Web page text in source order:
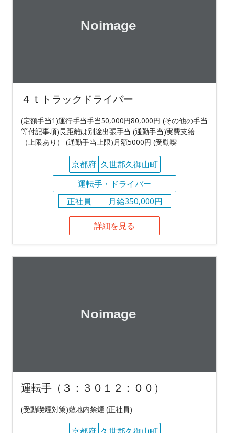
４ｔトラックドライバー
(定額手当1)運行手当手当50,000円80,000円 (その他の手当
等付記事項)長距離は別途出張手当 (通勤手当)実費支給
（上限あり） (通勤手当上限)月額5000円 (受動喫
京都府 久世郡久御山町
運転手・ドライバー
正社員
月給350,000円
詳細を見る
運転手（３：３０１２：００）
(受動喫煙対策)敷地内禁煙 (正社員)